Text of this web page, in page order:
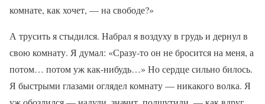
комнате, как хочет, — на свободе?»
А трусить я стыдился. Набрал я воздуху в грудь и дернул в
свою комнату. Я думал: «Сразу-то он не бросится на меня, а
потом… потом уж как-нибудь…» Но сердце сильно билось.
Я быстрыми глазами оглядел комнату — никакого волка. Я